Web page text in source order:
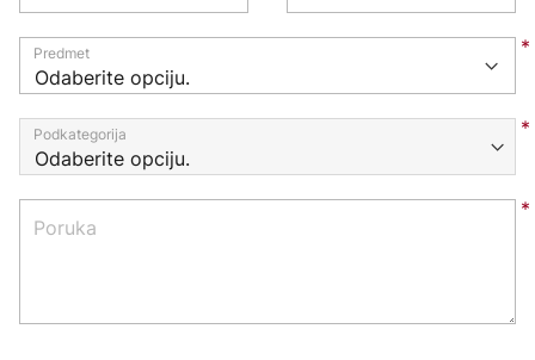
Predmet
Podkategorija
Poruka